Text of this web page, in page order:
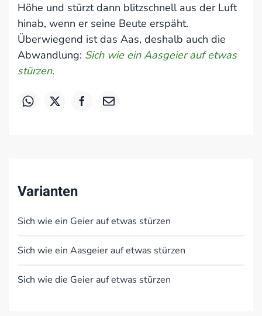
Höhe und stürzt dann blitzschnell aus der Luft
hinab, wenn er seine Beute erspäht.
Überwiegend ist das Aas, deshalb auch die
Abwandlung: Sich wie ein Aasgeier auf etwas
stürzen.
Varianten
Sich wie ein Geier auf etwas stürzen
Sich wie ein Aasgeier auf etwas stürzen
Sich wie die Geier auf etwas stürzen